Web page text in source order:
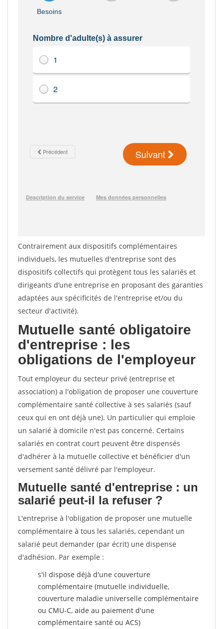
Contrairement aux dispositifs complémentaires
individuels, les mutuelles d'entreprise sont des
dispositifs collectifs qui protègent tous les salariés et
dirigeants d’une entreprise en proposant des garanties
adaptées aux spécificités de l'entreprise et/ou du
secteur d'activité).
Mutuelle santé obligatoire
d'entreprise : les
obligations de l'employeur
Tout employeur du secteur privé (entreprise et
association) a l'obligation de proposer une couverture
complémentaire santé collective à ses salariés (sauf
ceux qui en ont déjà une). Un particulier qui emploie
un salarié à domicile n'est pas concerné. Certains
salariés en contrat court peuvent être dispensés
d'adhérer à la mutuelle collective et bénéficier d'un
versement santé délivré par l'employeur.
Mutuelle santé d'entreprise : un
salarié peut-il la refuser ?
L'entreprise à l'obligation de proposer une mutuelle
complémentaire à tous les salariés, cependant un
salarié peut demander (par écrit) une dispense
d'adhésion. Par exemple :
s'il dispose déjà d'une couverture
complémentaire (mutuelle individuelle,
couverture maladie universelle complémentaire
ou CMU-C, aide au paiement d'une
complémentaire santé ou ACS)